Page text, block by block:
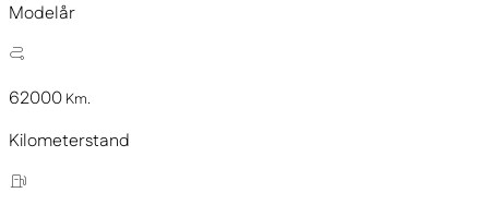
Modelår
62000 Km.
Kilometerstand